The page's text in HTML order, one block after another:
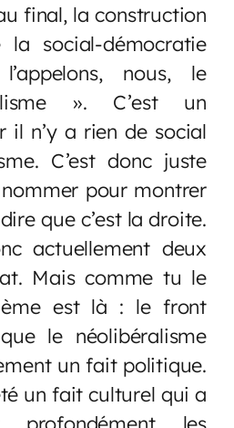
final, la construction
la social-démocratie
nous, le
». C’est un
il n’y a rien de social
C’est donc juste
pour montrer
que c’est la droite.
actuellement deux
Mais comme tu le
est là : le front
le néolibéralisme
un fait politique.
un fait culturel qui a
profondément les